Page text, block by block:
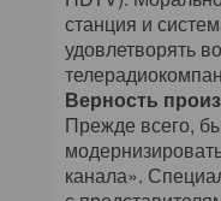
станция и
удовлетворять
Верность
Прежде всего,
канала».